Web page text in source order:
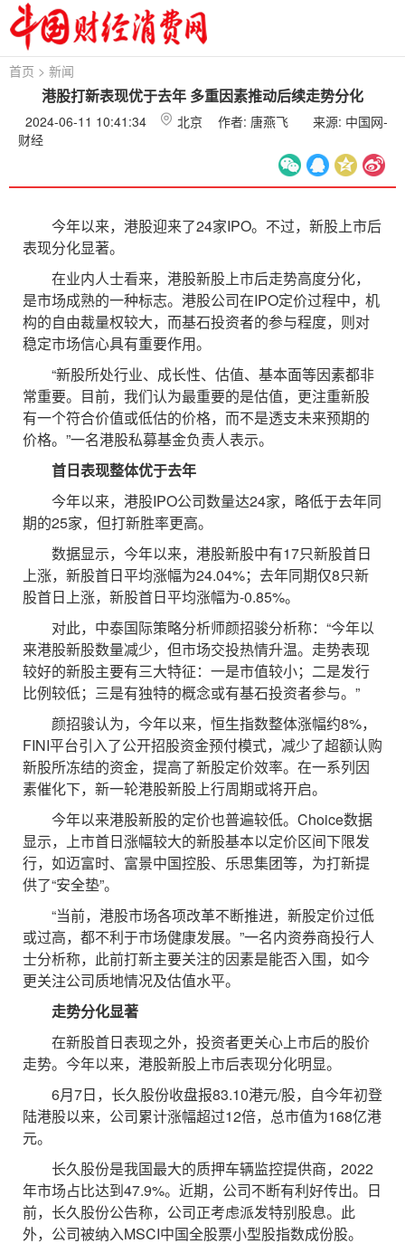
首页 > 新闻
港股打新表现优于去年 多重因素推动后续走势分化
2024-06-11 10:41:34 北京 作者: 唐燕飞
来源: 中国网-
财经
今年以来，港股迎来了24家IPO。不过，新股上市后
表现分化显著。
在业内人士看来，港股新股上市后走势高度分化，
是市场成熟的一种标志。港股公司在IPO定价过程中，机
构的自由裁量权较大，而基石投资者的参与程度，则对
稳定市场信心具有重要作用。
“新股所处行业、成长性、估值、基本面等因素都非
常重要。目前，我们认为最重要的是估值，更注重新股
有一个符合价值或低估的价格，而不是透支未来预期的
价格。”一名港股私募基金负责人表示。
首日表现整体优于去年
今年以来，港股IPO公司数量达24家，略低于去年同
期的25家，但打新胜率更高。
数据显示，今年以来，港股新股中有17只新股首日
上涨，新股首日平均涨幅为24.04%；去年同期仅8只新
股首日上涨，新股首日平均涨幅为-0.85%。
对此，中泰国际策略分析师颜招骏分析称：“今年以
来港股新股数量减少，但市场交投热情升温。走势表现
较好的新股主要有三大特征：一是市值较小；二是发行
比例较低；三是有独特的概念或有基石投资者参与。”
颜招骏认为，今年以来，恒生指数整体涨幅约8%，
FINI平台引入了公开招股资金预付模式，减少了超额认购
新股所冻结的资金，提高了新股定价效率。在一系列因
素催化下，新一轮港股新股上行周期或将开启。
今年以来港股新股的定价也普遍较低。Choice数据
显示，上市首日涨幅较大的新股基本以定价区间下限发
行，如迈富时、富景中国控股、乐思集团等，为打新提
供了“安全垫”。
“当前，港股市场各项改革不断推进，新股定价过低
或过高，都不利于市场健康发展。”一名内资券商投行人
士分析称，此前打新主要关注的因素是能否入围，如今
更关注公司质地情况及估值水平。
走势分化显著
在新股首日表现之外，投资者更关心上市后的股价
走势。今年以来，港股新股上市后表现分化明显。
6月7日，长久股份收盘报83.10港元/股，自今年初登
陆港股以来，公司累计涨幅超过12倍，总市值为168亿港
元。
长久股份是我国最大的质押车辆监控提供商，2022
年市场占比达到47.9%。近期，公司不断有利好传出。日
前，长久股份公告称，公司正考虑派发特别股息。此
外，公司被纳入MSCI中国全股票小型股指数成份股。